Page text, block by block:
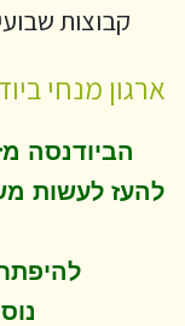
קבוצות
ארגון מנחי
הביודנסה
להעז לעשות